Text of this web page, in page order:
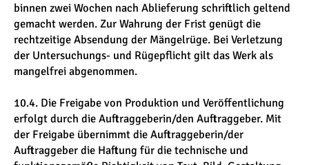
binnen zwei Wochen nach Ablieferung schriftlich geltend
gemacht werden. Zur Wahrung der Frist genügt die
rechtzeitige Absendung der Mängelrüge. Bei Verletzung
der Untersuchungs- und Rügepflicht gilt das Werk als
mangelfrei abgenommen.
10.4. Die Freigabe von Produktion und Veröffentlichung
erfolgt durch die Auftraggeberin/den Auftraggeber. Mit
der Freigabe übernimmt die Auftraggeberin/der
Auftraggeber die Haftung für die technische und